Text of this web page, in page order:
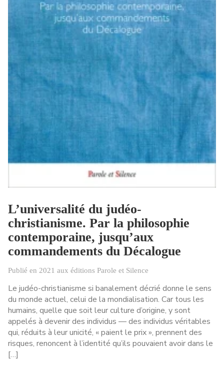
L’universalité du judéo-
christianisme. Par la philosophie
contemporaine, jusqu’aux
commandements du Décalogue
Publié en 2021 aux éditions Parole et Silence
Le judéo-christianisme si banalement décrié donne le sens
du monde actuel, celui de la mondialisation. Car tous les
humains, quelle que soit leur culture d’origine, y sont
appelés à devenir des individus — des individus véritables
qui, réduits à leur unicité, « paient le prix », prennent des
risques, renoncent à l’identité qu’ils pouvaient avoir dans le
[…]